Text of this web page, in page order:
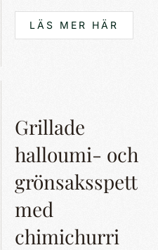
LÄS MER HÄR
Grillade
halloumi- och
grönsaksspett
med
chimichurri